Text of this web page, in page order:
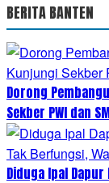
BERITA BANTEN
Dorong
Sekber PWI dan
Diduga Ipal